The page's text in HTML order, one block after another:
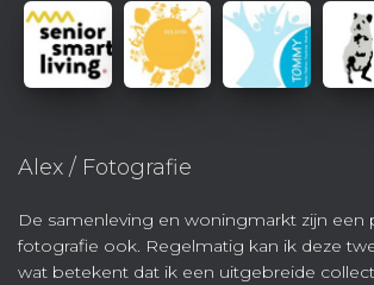
Alex / Fotografie
De samenleving en woningmarkt zijn een
fotografie ook. Regelmatig kan ik deze
wat betekent dat ik een uitgebreide